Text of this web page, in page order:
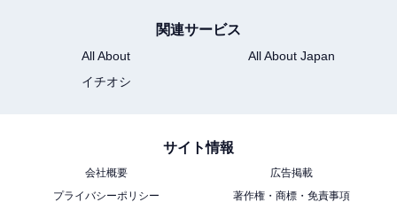
関連サービス
All About
All About Japan
イチオシ
サイト情報
会社概要
広告掲載
プライバシーポリシー
著作権・商標・免責事項